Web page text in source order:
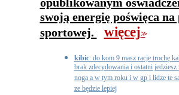
swoją energię poświęca
sportowej.
więcej>>
kibic: do kom 9 masz racje trochę
brak zdecydowania i ostatni
noga a w tym roku i w gp i lidze te
ze będzie lepiej